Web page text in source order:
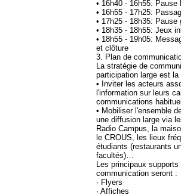
• 16h40 - 16h55: Pause
• 16h55 - 17h25:
• 17h25 - 18h35: Pause
• 18h35 - 18h55: Jeux
• 18h55 - 19h05:
et clôture
3. Plan de
La stratégie de
participation large est la
• Inviter les acteurs
l'information sur leurs
communications
• Mobiliser l'ensemble
une diffusion large via
Radio Campus, la
le CROUS, les lieux
étudiants (restaurants
facultés)…
Les principaux
communication seront :
· Flyers
· Affiches